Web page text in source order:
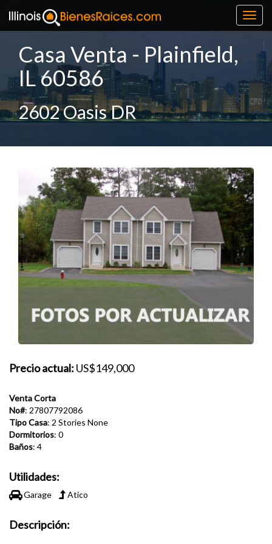
Casa Venta - Plainfield,
IL 60586
2602 Oasis DR
Precio actual: US$149,000
Venta Corta
No#: 27807792086
Tipo Casa: 2 Stories None
Dormitorios: 0
Baños: 4
Utilidades:
Garage Atico
Descripción: